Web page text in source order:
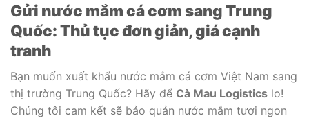
Gửi nước mắm cá cơm sang Trung
Quốc: Thủ tục đơn giản, giá cạnh
tranh
Bạn muốn xuất khẩu nước mắm cá cơm Việt Nam sang
thị trường Trung Quốc? Hãy để Cà Mau Logistics lo!
Chúng tôi cam kết sẽ bảo quản nước mắm tươi ngon